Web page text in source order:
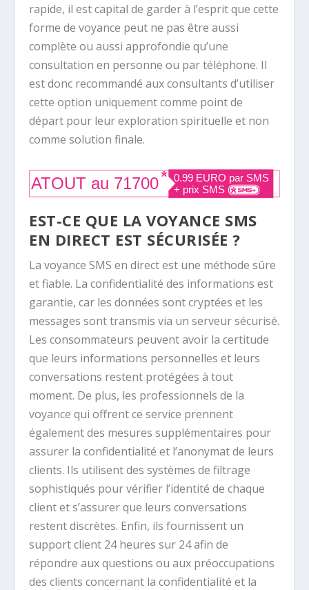
rapide, il est capital de garder à l’esprit que cette
forme de voyance peut ne pas être aussi
complète ou aussi approfondie qu’une
consultation en personne ou par téléphone. Il
est donc recommandé aux consultants d’utiliser
cette option uniquement comme point de
départ pour leur exploration spirituelle et non
comme solution finale.
EST-CE QUE LA VOYANCE SMS
EN DIRECT EST SÉCURISÉE ?
La voyance SMS en direct est une méthode sûre
et fiable. La confidentialité des informations est
garantie, car les données sont cryptées et les
messages sont transmis via un serveur sécurisé.
Les consommateurs peuvent avoir la certitude
que leurs informations personnelles et leurs
conversations restent protégées à tout
moment. De plus, les professionnels de la
voyance qui offrent ce service prennent
également des mesures supplémentaires pour
assurer la confidentialité et l’anonymat de leurs
clients. Ils utilisent des systèmes de filtrage
sophistiqués pour vérifier l’identité de chaque
client et s’assurer que leurs conversations
restent discrètes. Enfin, ils fournissent un
support client 24 heures sur 24 afin de
répondre aux questions ou aux préoccupations
des clients concernant la confidentialité et la